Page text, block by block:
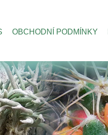
OBCHODNÍ PODMÍNKY